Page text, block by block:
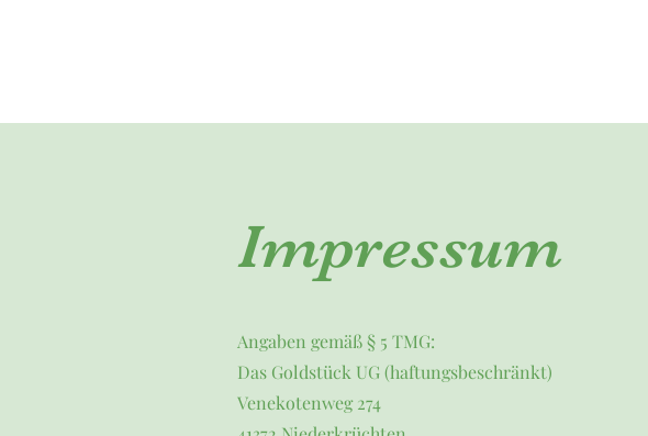
Impressum
Angaben gemäß § 5 TMG:
Das Goldstück UG (haftungsbeschränkt)
Venekotenweg 274